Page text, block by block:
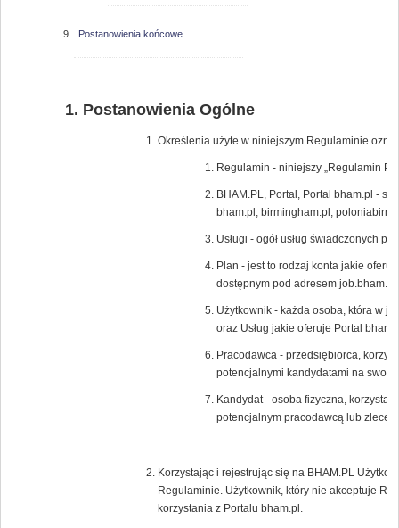
Postanowienia końcowe
Postanowienia Ogólne
Określenia użyte w niniejszym Regulaminie
Regulamin - niniejszy „Regulamin
BHAM.PL, Portal, Portal bham.pl -
bham.pl, birmingham.pl,
Usługi - ogół usług świadczonych
Plan - jest to rodzaj konta jakie
dostępnym pod adresem job.bham.pl.
Użytkownik - każda osoba, która w
oraz Usług jakie oferuje Portal
Pracodawca - przedsiębiorca,
potencjalnymi kandydatami na
Kandydat - osoba fizyczna,
potencjalnym pracodawcą lub
Korzystając i rejestrując się na BHAM.PL
Regulaminie. Użytkownik, który nie akceptuje
korzystania z Portalu bham.pl.